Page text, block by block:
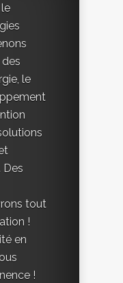
le
Des
tout
!
en
!